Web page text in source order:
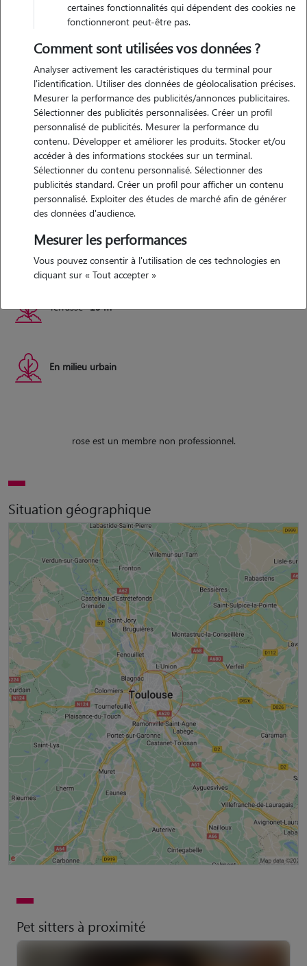
Expérience
depuis petite je suis entourée d'animaux de toute sortes et ça a
développé chez moi une passion. j'ai toujours vécu avec des animaux
jusqu'ici donc ce serait pour moi un grand plaisir de pouvoir
m'occuper des votre.
Logement
appartement convenable avec des espaces séparés. l'appartement
Appartement 30 m²
Terrasse 15 m²
En milieu urbain
rose est un membre non professionnel.
Situation géographique
Pet sitters à proximité
certaines fonctionnalités qui dépendent des cookies ne
fonctionneront peut-être pas.
Comment sont utilisées vos données ?
Analyser activement les caractéristiques du terminal pour
l'identification. Utiliser des données de géolocalisation précises.
Mesurer la performance des publicités/annonces publicitaires.
Sélectionner des publicités personnalisées. Créer un profil
personnalisé de publicités. Mesurer la performance du
contenu. Développer et améliorer les produits. Stocker et/ou
accéder à des informations stockées sur un terminal.
Sélectionner du contenu personnalisé. Sélectionner des
publicités standard. Créer un profil pour afficher un contenu
personnalisé. Exploiter des études de marché afin de générer
des données d'audience.
Mesurer les performances
Vous pouvez consentir à l'utilisation de ces technologies en
cliquant sur « Tout accepter »